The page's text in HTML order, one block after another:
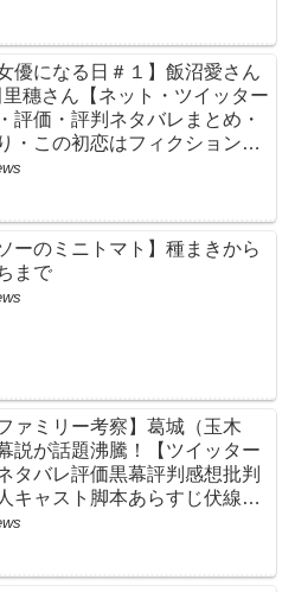
優になる日＃１】飯沼愛さん
里穗さん【ネット・ツイッター
評価・評判ネタバレまとめ・
・この初恋はフィクションで
Ｆ】
ーのミニトマト】種まきから
まで
ァミリー考察】葛城（玉木
説が話題沸騰！【ツイッター
タバレ評価黒幕評判感想批判
キャスト脚本あらすじ伏線ま